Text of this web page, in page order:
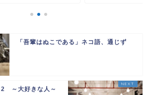
「吾輩はぬこである」ネコ語、通じず
2 ～大好きな人～